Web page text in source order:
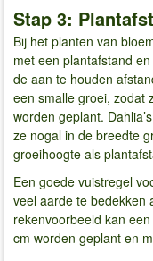
Stap 3:
Bij het planten van
met een plantafstand
de aan te houden
een smalle groei, zodat
worden geplant.
ze nogal in de breedte
groeihoogte als
Een goede vuistregel
veel aarde te bedekken
rekenvoorbeeld kan
cm worden geplant en